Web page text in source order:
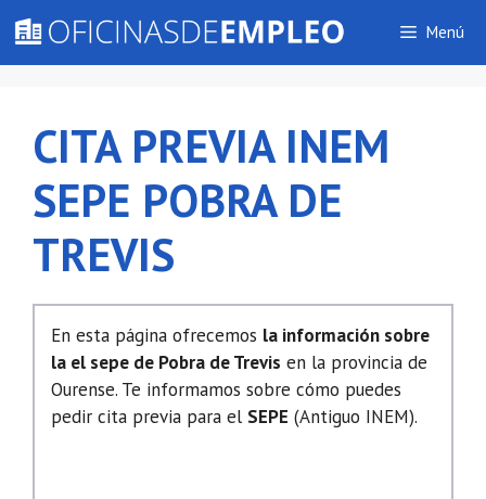
contenido
Menú
CITA PREVIA INEM
SEPE POBRA DE
TREVIS
En esta página ofrecemos la información sobre
la el sepe de Pobra de Trevis en la provincia de
Ourense. Te informamos sobre cómo puedes
pedir cita previa para el SEPE (Antiguo INEM).